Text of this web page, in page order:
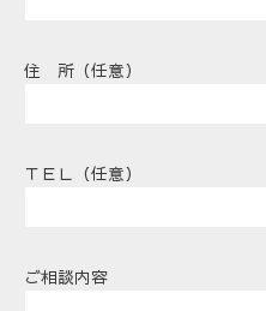
住 所（任意）
ＴＥＬ（任意）
ご相談内容